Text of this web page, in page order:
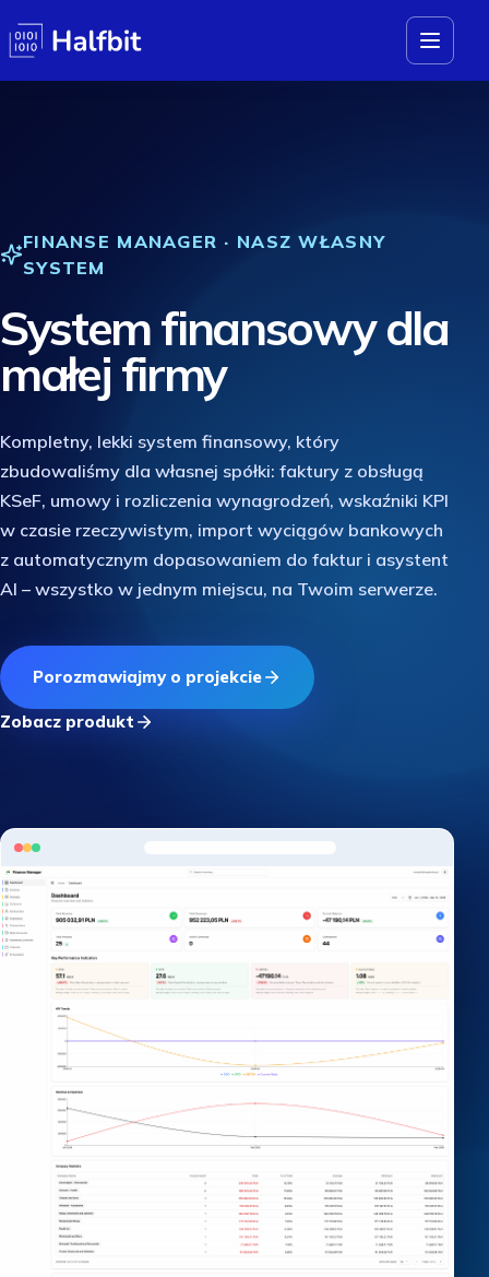
FINANSE MANAGER · NASZ WŁASNY
SYSTEM
System finansowy dla
małej firmy
Kompletny, lekki system finansowy, który
zbudowaliśmy dla własnej spółki: faktury z obsługą
KSeF, umowy i rozliczenia wynagrodzeń, wskaźniki KPI
w czasie rzeczywistym, import wyciągów bankowych
z automatycznym dopasowaniem do faktur i asystent
AI – wszystko w jednym miejscu, na Twoim serwerze.
Porozmawiajmy o projekcie
Zobacz produkt